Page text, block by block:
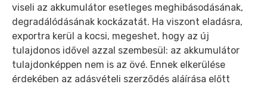
viseli az akkumulátor esetleges meghibásodásának,
degradálódásának kockázatát. Ha viszont eladásra,
exportra kerül a kocsi, megeshet, hogy az új
tulajdonos idővel azzal szembesül: az akkumulátor
tulajdonképpen nem is az övé. Ennek elkerülése
érdekében az adásvételi szerződés aláírása előtt